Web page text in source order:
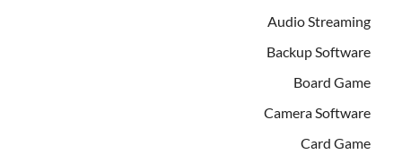
Audio Streaming
Backup Software
Board Game
Camera Software
Card Game